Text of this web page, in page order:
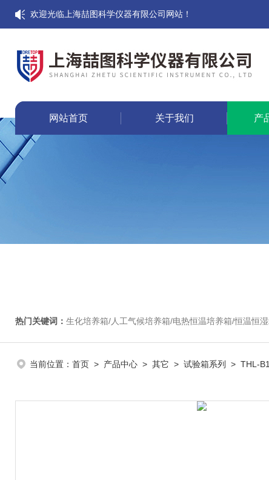
欢迎光临上海喆图科学仪器有限公司网站！
网站首页 关于我们 产
热门关键词： 生化培养箱/人工气候培养箱/电热恒温培养箱/恒温恒湿箱/光照培养箱/二氧化碳培养
当前位置： 首页 > 产品中心 > 其它 > 试验箱系列 > THL-